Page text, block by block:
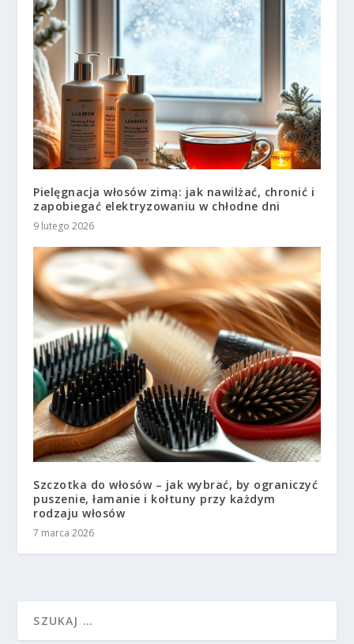
Pielęgnacja włosów zimą: jak nawilżać, chronić i
zapobiegać elektryzowaniu w chłodne dni
9 lutego 2026
Szczotka do włosów – jak wybrać, by ograniczyć
puszenie, łamanie i kołtuny przy każdym
rodzaju włosów
7 marca 2026